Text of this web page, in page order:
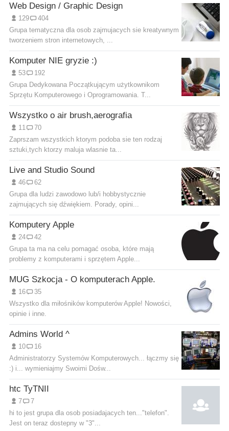
Web Design / Graphic Design
129
404
Grupa tematyczna dla osob zajmujacych sie kreatywnym
tworzeniem stron internetowych, ...
Komputer NIE gryzie :)
53
192
Grupa Dedykowana Początkującym użytkownikom
Sprzętu Komputerowego i Oprogramowania. T...
Wszystko o air brush,aerografia
11
70
Zaprszam wszystkich ktorym podoba sie ten rodzaj
sztuki,tych ktorzy maluja wlasnie ta...
Live and Studio Sound
46
62
Grupa dla ludzi zawodowo lub/i hobbystycznie
zajmujących się dźwiękiem. Porady, opini...
Komputery Apple
24
42
Grupa ta ma na celu pomagać osoba, które mają
problemy z komputerami i sprzętem Apple...
MUG Szkocja - O komputerach Apple.
16
35
Wszystko dla miłośników komputerów Apple! Nowości,
opinie i inne.
Admins World ^
10
16
Administratorzy Systemów Komputerowych... łączmy się
:) i... wymieniajmy Swoimi Dośw...
htc TyTNII
7
7
hi to jest grupa dla osob posiadajacych ten..."telefon".
Jest on teraz dostepny w "3"...